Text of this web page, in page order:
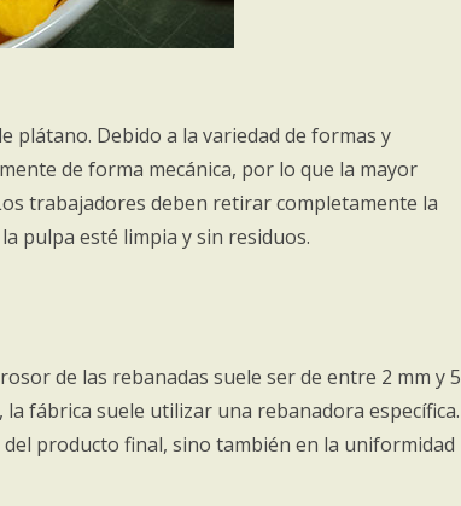
plátano. Debido a la variedad de formas y
de forma mecánica, por lo que la mayor
trabajadores deben retirar completamente la
pulpa esté limpia y sin residuos.
de las rebanadas suele ser de entre 2 mm y 5
fábrica suele utilizar una rebanadora específica.
producto final, sino también en la uniformidad